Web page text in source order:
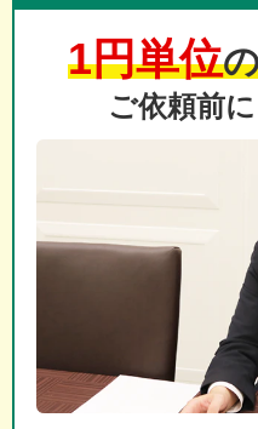
1円単位
ご依頼前